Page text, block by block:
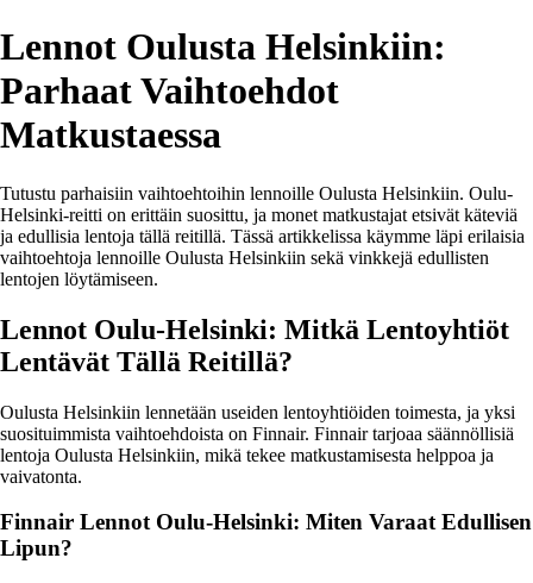
Lennot Oulusta Helsinkiin:
Parhaat Vaihtoehdot
Matkustaessa
Tutustu parhaisiin vaihtoehtoihin lennoille Oulusta Helsinkiin. Oulu-
Helsinki-reitti on erittäin suosittu, ja monet matkustajat etsivät käteviä
ja edullisia lentoja tällä reitillä. Tässä artikkelissa käymme läpi erilaisia
vaihtoehtoja lennoille Oulusta Helsinkiin sekä vinkkejä edullisten
lentojen löytämiseen.
Lennot Oulu-Helsinki: Mitkä Lentoyhtiöt
Lentävät Tällä Reitillä?
Oulusta Helsinkiin lennetään useiden lentoyhtiöiden toimesta, ja yksi
suosituimmista vaihtoehdoista on Finnair. Finnair tarjoaa säännöllisiä
lentoja Oulusta Helsinkiin, mikä tekee matkustamisesta helppoa ja
vaivatonta.
Finnair Lennot Oulu-Helsinki: Miten Varaat Edullisen
Lipun?